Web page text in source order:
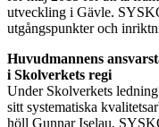
utveckling i Gävle.
utgångspunkter och
Huvudmannens
i Skolverkets regi
Under Skolverkets
sitt systematiska
höll Gunnar Iselau,